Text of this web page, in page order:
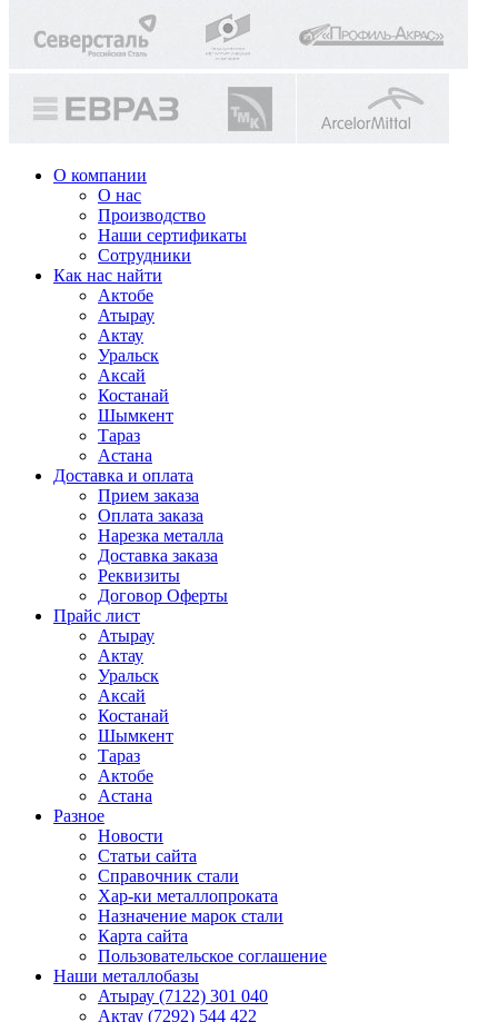
О компании
О нас
Производство
Наши сертификаты
Сотрудники
Как нас найти
Актобе
Атырау
Актау
Уральск
Аксай
Костанай
Шымкент
Тараз
Астана
Доставка и оплата
Прием заказа
Оплата заказа
Нарезка металла
Доставка заказа
Реквизиты
Договор Оферты
Прайс лист
Атырау
Актау
Уральск
Аксай
Костанай
Шымкент
Тараз
Актобе
Астана
Разное
Новости
Статьи сайта
Справочник стали
Хар-ки металлопроката
Назначение марок стали
Карта сайта
Пользовательское соглашение
Наши металлобазы
Атырау (7122) 301 040
Актау (7292) 544 422